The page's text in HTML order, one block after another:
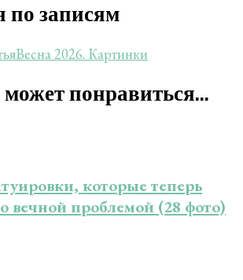
по записям
Весна 2026. Картинки
понравиться...
которые теперь
вечной проблемой (28 фото)